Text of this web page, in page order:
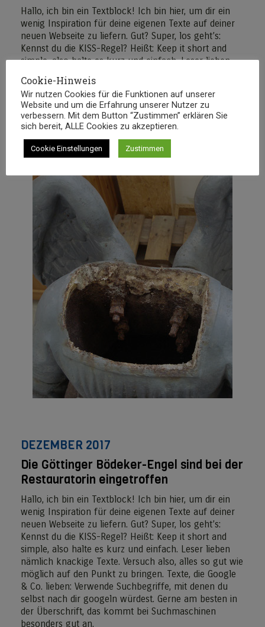
Hallo, ich bin ein Textblock! Ich bin hier, um dir ein
wenig Inspiration für deine eigenen Texte auf deiner
neuen Webseite zu liefern. Gut? Super, los geht’s:
Kennst du die KISS-Regel? Heißt: Keep it short and
simple, also halte es kurz und einfach. Leser lieben
möglich auf den Punkt zu bringen. Texte, die Google
& Co. lieben: Verwende Suchbegriffe, mit denen du
selbst nach dir googeln würdest. Gerne am besten in
der Überschrift, das kommt bei Suchmaschinen
DEZEMBER 2017
Die Göttinger Bödeker-Engel sind bei der
Restauratorin eingetroffen
Hallo, ich bin ein Textblock! Ich bin hier, um dir ein
wenig Inspiration für deine eigenen Texte auf deiner
neuen Webseite zu liefern. Gut? Super, los geht’s:
Kennst du die KISS-Regel? Heißt: Keep it short and
simple, also halte es kurz und einfach. Leser lieben
nämlich knackige Texte. Versuch also, alles so gut wie
möglich auf den Punkt zu bringen. Texte, die Google
& Co. lieben: Verwende Suchbegriffe, mit denen du
selbst nach dir googeln würdest. Gerne am besten in
der Überschrift, das kommt bei Suchmaschinen
besonders gut an.
Cookie-Hinweis
Wir nutzen Cookies für die Funktionen auf unserer
Website und um die Erfahrung unserer Nutzer zu
verbessern. Mit dem Button “Zustimmen” erklären Sie
sich bereit, ALLE Cookies zu akzeptieren.
Cookie Einstellungen Zustimmen